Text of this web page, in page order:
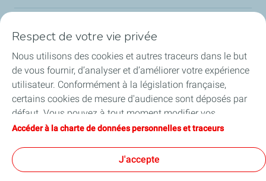
Nos sites
Notre engagement
Notre expertise
Travailler avec nous
Respect de votre vie privée
Nous utilisons des cookies et autres traceurs dans le but
de vous fournir, d’analyser et d’améliorer votre expérience
utilisateur. Conformément à la législation française,
certains cookies de mesure d'audience sont déposés par
défaut. Vous pouvez à tout moment modifier vos
paramètres de cookies en cliquant sur le bouton « Gérer
vous acceptez le dépôt de l’ensemble des cookies. Dans le
cas où vous cliquez sur « Je refuse », seuls les cookies
Accéder à la charte de données personnelles et traceurs
J'accepte